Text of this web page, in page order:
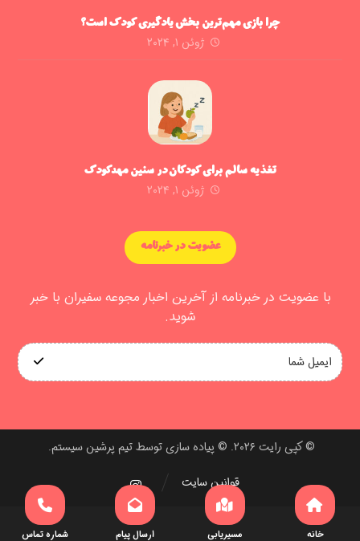
چرا بازی مهم‌ترین بخش یادگیری کودک است؟
ژوئن ۱, ۲۰۲۴
تغذیه سالم برای کودکان در سنین مهدکودک
ژوئن ۱, ۲۰۲۴
عضویت در خبرنامه
با عضویت در خبرنامه از آخرین اخبار مجوعه سفیران با خبر
شوید.
© کپی رایت ۲۰۲۶. © پیاده سازی توسط تیم پرشین سیستم.
قوانین سایت
خانه مسیریابی ارسال پیام شماره تماس